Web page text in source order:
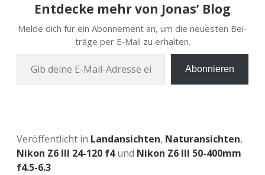
Entdecke mehr von Jonas’ Blog
Melde dich für ein Abon­ne­ment an, um die neu­es­ten Bei­
trä­ge per E‑Mail zu erhalten.
Abonnieren
Veröffentlicht in Landansichten, Naturansichten,
Nikon Z6 III 24-120 f4und Nikon Z6 III 50-400mm
f4.5-6.3